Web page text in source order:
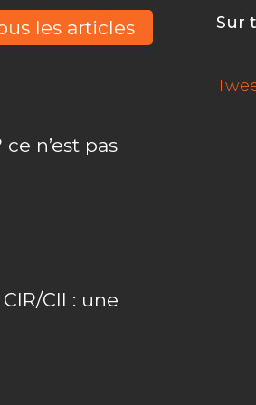
les articles
n’est pas
CII : une
Sur